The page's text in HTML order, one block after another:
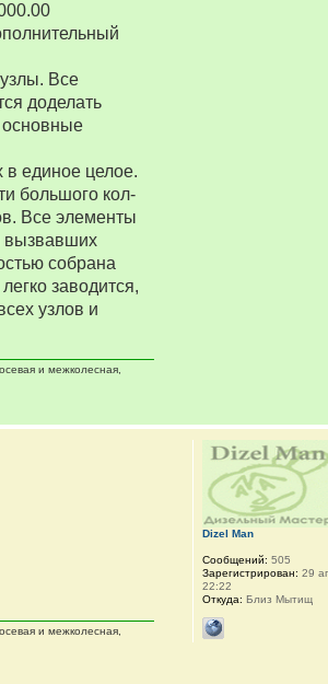
Все
доделать
единое целое.
большого кол-
Все элементы
вызвавших
собрана
заводится,
узлов и
и межколесная,
и межколесная,
Dizel Man
Сообщений: 505
Зарегистрирован: 29
22:22
Откуда: Близ Мытищ